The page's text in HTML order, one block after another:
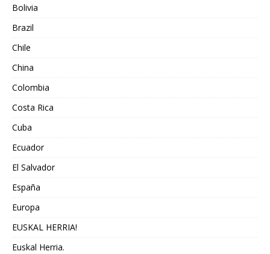
Bolivia
Brazil
Chile
China
Colombia
Costa Rica
Cuba
Ecuador
El Salvador
España
Europa
EUSKAL HERRIA!
Euskal Herria.